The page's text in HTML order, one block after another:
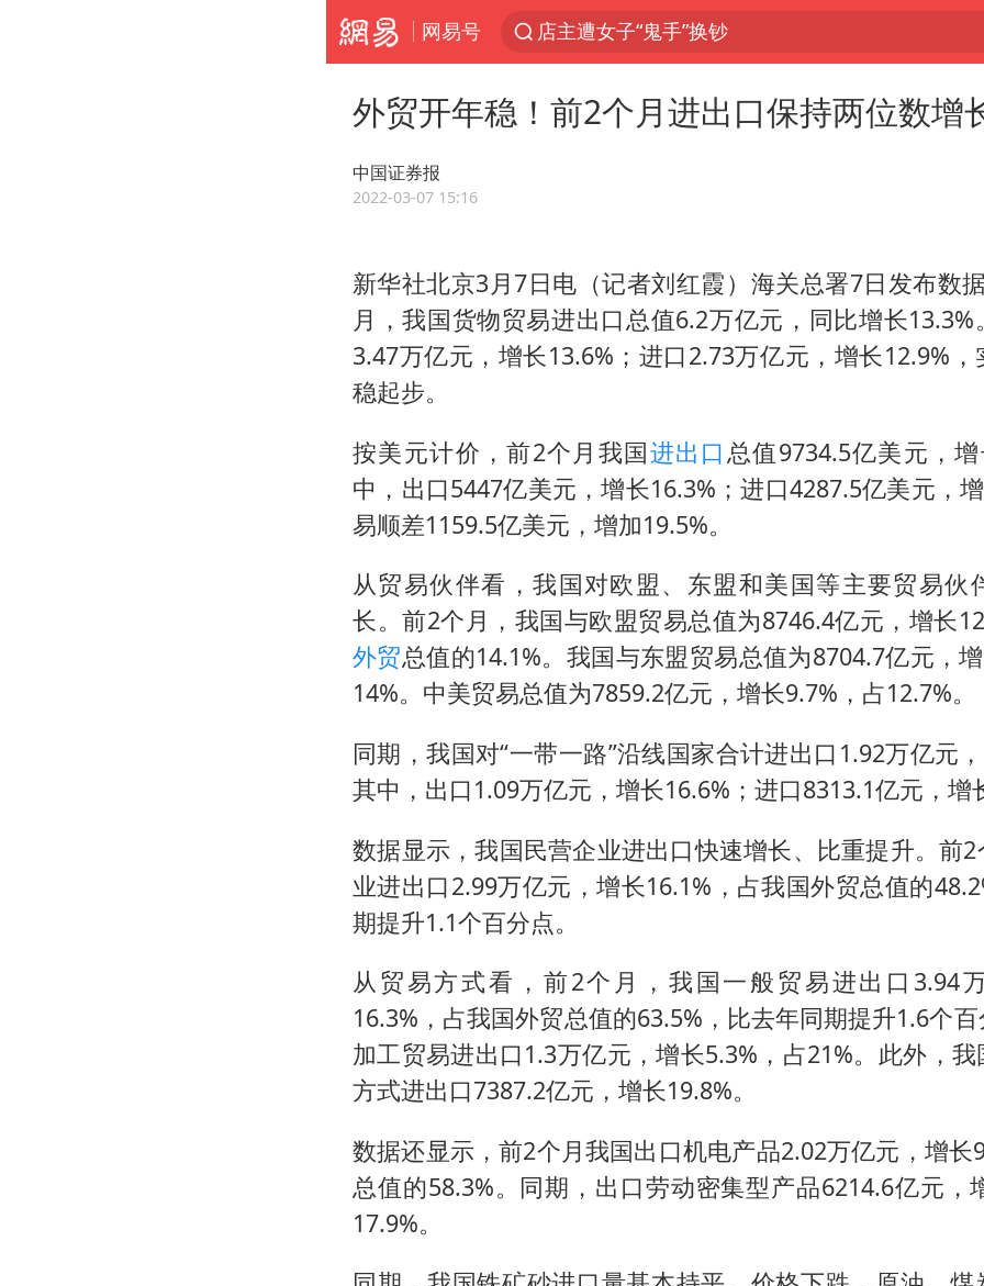
网易号
店主遭女子“鬼手”换钞
美国退回1000亿美元关税
“银行午休1.5小时”留个窗口行不行
FIFA官方支持因凡蒂诺
41岁女子为鼓励女儿考上985研究生
沙特否认与胡塞武装举行会谈
如何把百年大党建设得更加坚强有力
香港殿堂级填词人黎彼得因病离世 终年76岁
乘客脱鞋散发异味 司机提醒反被怼
日本籍女网红在韩直播时自杀身亡
恩比德变瘦引热议
总书记关心百姓身边这些民生大事
外贸开年稳！前2个月进出口保持两位数增
中国证券报
2022-03-07 15:16
新华社北京3月7日电（记者刘红霞）海关总署7日发布数
月，我国货物贸易进出口总值6.2万亿元，同比增长
3.47万亿元，增长13.6%；进口2.73万亿元，增长12.9%
稳起步。
按美元计价，前2个月我国进出口 总值9734.5亿美元，
中，出口5447亿美元，增长16.3%；进口4287.5亿美元，
易顺差1159.5亿美元，增加19.5%。
从贸易伙伴看，我国对欧盟、东盟和美国等主要贸易伙
长。前2个月，我国与欧盟贸易总值为8746.4亿元，增长
外贸总值的14.1%。我国与东盟贸易总值为8704.7亿元，
14%。中美贸易总值为7859.2亿元，增长9.7%，占12.7%。
同期，我国对“一带一路”沿线国家合计进出口1.92万亿元
其中，出口1.09万亿元，增长16.6%；进口8313.1亿元，增
数据显示，我国民营企业进出口快速增长、比重提升。前
业进出口2.99万亿元，增长16.1%，占我国外贸总值的
期提升1.1个百分点。
从贸易方式看，前2个月，我国一般贸易进出口3.94
16.3%，占我国外贸总值的63.5%，比去年同期提升1.6个
加工贸易进出口1.3万亿元，增长5.3%，占21%。此外，
方式进出口7387.2亿元，增长19.8%。
数据还显示，前2个月我国出口机电产品2.02万亿元，增长
总值的58.3%。同期，出口劳动密集型产品6214.6亿元，
17.9%。